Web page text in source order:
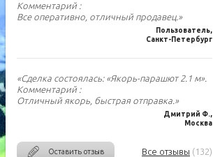
Комментарий :
Все оперативно, отличный продавец.»
Пользователь,
Санкт-Петербург
«Сделка состоялась: «Якорь-парашют 2.1 м».
Комментарий :
Отличный якорь, быстрая отправка.»
Дмитрий Ф.,
Москва
Оставить отзыв Все отзывы (132)